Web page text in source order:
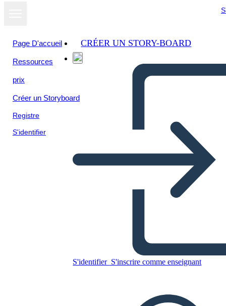
Page D'accueil
Ressources
prix
Créer un Storyboard
Registre
S'identifier
CRÉER UN STORY-BOARD
S'identifier S'inscrire comme enseignant